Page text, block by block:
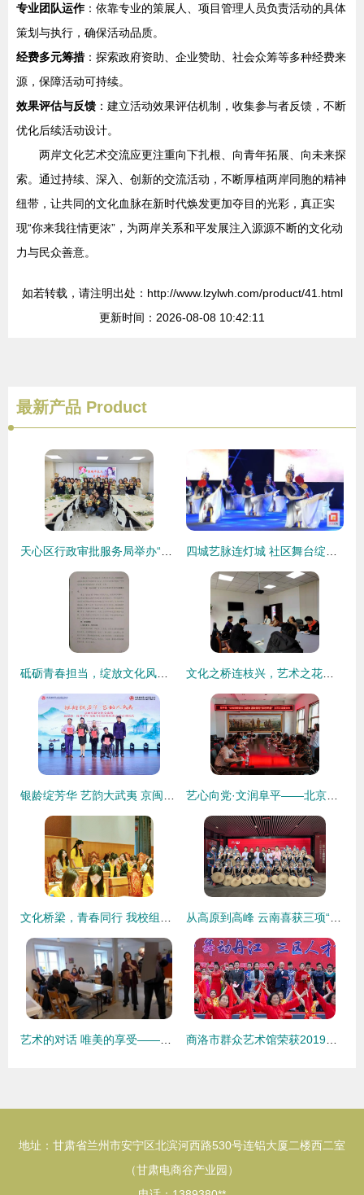
专业团队运作：依靠专业的策展人、项目管理人员负责活动的具体
策划与执行，确保活动品质。
经费多元筹措 ：探索政府资助、企业赞助、社会众筹等多种经费来
源，保障活动可持续。
效果评估与反馈 ：建立活动效果评估机制，收集参与者反馈，不断
优化后续活动设计。
两岸文化艺术交流应更注重向下扎根、向青年拓展、向未来探
索。通过持续、深入、创新的交流活动，不断厚植两岸同胞的精神
纽带，让共同的文化血脉在新时代焕发更加夺目的光彩，真正实
现“你来我往情更浓”，为两岸关系和平发展注入源源不断的文化动
力与民众善意。
如若转载，请注明出处：http://www.lzylwh.com/product/41.html
更新时间：2026-08-08 10:42:11
最新产品 Product
地址：甘肃省兰州市安宁区北滨河西路530号连铝大厦二楼西二室
（甘肃电商谷产业园）